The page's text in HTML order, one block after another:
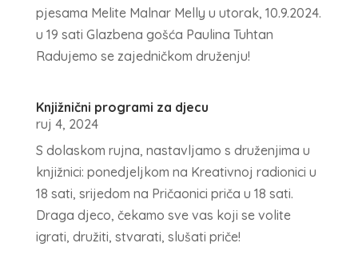
pjesama Melite Malnar Melly u utorak, 10.9.2024.
u 19 sati Glazbena gošća Paulina Tuhtan
Radujemo se zajedničkom druženju!
Knjižnični programi za djecu
ruj 4, 2024
S dolaskom rujna, nastavljamo s druženjima u
knjižnici: ponedjeljkom na Kreativnoj radionici u
18 sati, srijedom na Pričaonici priča u 18 sati.
Draga djeco, čekamo sve vas koji se volite
igrati, družiti, stvarati, slušati priče!